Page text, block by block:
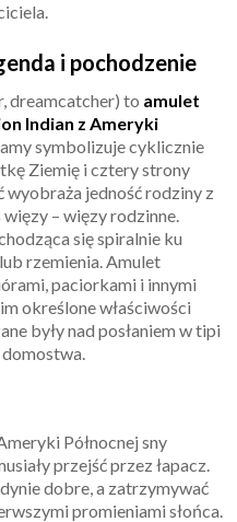
i pochodzenie
dreamcatcher) to amulet
Indian z Ameryki
symbolizuje cyklicznie
Ziemię i cztery strony
wyobraża jedność rodziny z
– więzy rodzinne.
się spiralnie ku
rzemienia. Amulet
paciorkami i innymi
określone właściwości
były nad posłaniem w tipi
Północnej sny
przejść przez łapacz.
dobre, a zatrzymywać
promieniami słońca.